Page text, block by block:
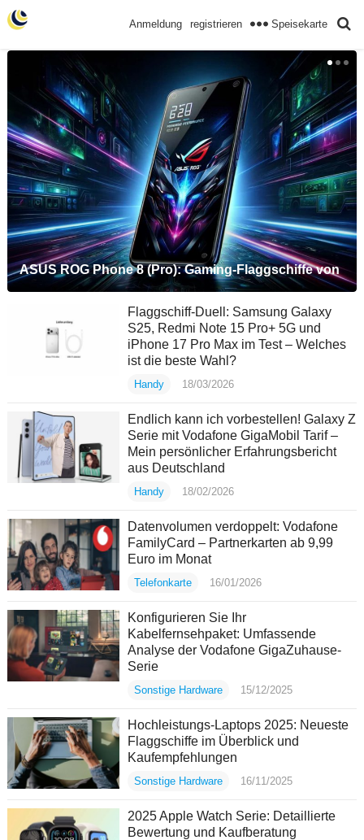
Anmeldung registrieren Speisekarte
ASUS ROG Phone 8 (Pro): Gaming-Flaggschiffe von
ASUS betreten die BühneFlaggschiff-Duell: Samsung Galaxy
S25, Redmi Note 15 Pro+ 5G und
iPhone 17 Pro Max im Test – Welches
ist die beste Wahl?
Handy 18/03/2026
Endlich kann ich vorbestellen! Galaxy Z
Serie mit Vodafone GigaMobil Tarif –
Mein persönlicher Erfahrungsbericht
aus Deutschland
Handy 18/02/2026
Datenvolumen verdoppelt: Vodafone
FamilyCard – Partnerkarten ab 9,99
Euro im Monat
Telefonkarte 16/01/2026
Konfigurieren Sie Ihr
Kabelfernsehpaket: Umfassende
Analyse der Vodafone GigaZuhause-
Serie
Sonstige Hardware 15/12/2025
Hochleistungs-Laptops 2025: Neueste
Flaggschiffe im Überblick und
Kaufempfehlungen
Sonstige Hardware 16/11/2025
2025 Apple Watch Serie: Detaillierte
Bewertung und Kaufberatung